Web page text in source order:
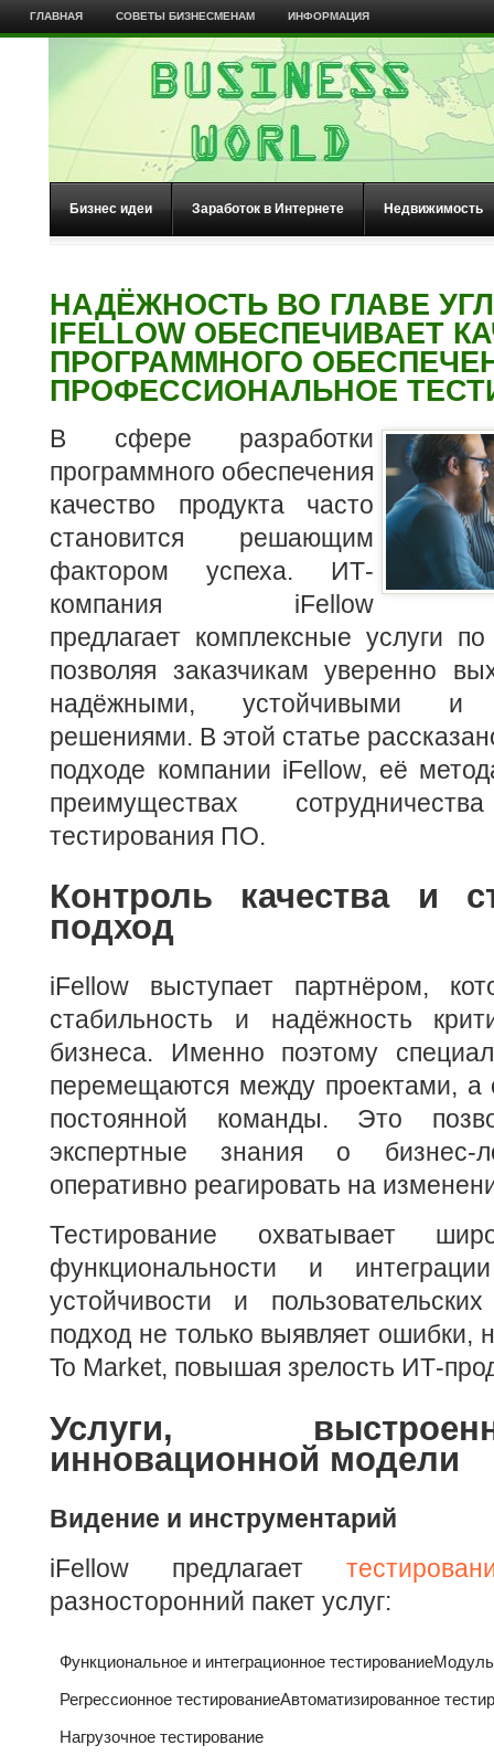
ГЛАВНАЯ СОВЕТЫ БИЗНЕСМЕНАМ ИНФОРМАЦИЯ
Бизнес идеи Заработок в Интернете Недвижимость
НАДЁЖНОСТЬ ВО ГЛАВЕ
IFELLOW ОБЕСПЕЧИВАЕТ
ПРОГРАММНОГО
ПРОФЕССИОНАЛЬНОЕ
В сфере разработки
программного обеспечения
качество продукта часто
становится решающим
фактором успеха. ИТ-
компания iFellow
предлагает комплексные услуги
позволяя заказчикам уверенно
надёжными, устойчивыми и
решениями. В этой статье
подходе компании iFellow, её
преимуществах
тестирования ПО.
Контроль качества и
подход
iFellow выступает партнёром,
стабильность и надёжность
бизнеса. Именно поэтому
перемещаются между проектами, а
постоянной команды. Это
экспертные знания о бизнес-
оперативно реагировать на
Тестирование охватывает
функциональности и
устойчивости и
подход не только выявляет ошибки,
To Market, повышая зрелость ИТ-
Услуги,
инновационной модели
Видение и инструментарий
iFellow предлагает
разносторонний пакет услуг:
Функциональное и интеграционное тестирование
Регрессионное тестированиеАвтоматизированное
Нагрузочное тестирование